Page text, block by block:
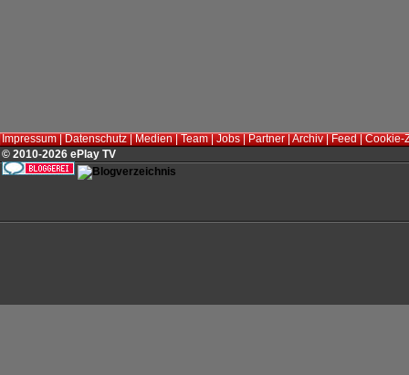
Impressum|Datenschutz|Medien|Team|Jobs|Partner|Archiv|Feed|Cookie-
© 2010-2026 ePlay TV